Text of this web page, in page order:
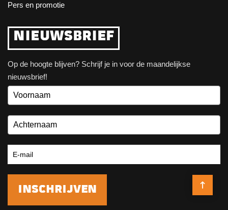
Pers en promotie
NIEUWSBRIEF
Op de hoogte blijven? Schrijf je in voor de maandelijkse
nieuwsbrief!
INSCHRIJVEN